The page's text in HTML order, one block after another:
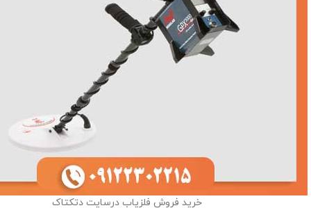
خرید فروش فلزیاب درسایت دتکتاک